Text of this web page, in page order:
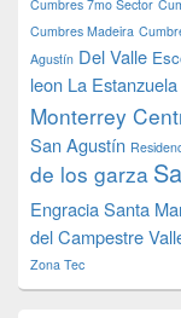
Cumbres 7mo Sector
Cumbres Madeira
Agustín Del Valle
leon La Estanzuela
Monterrey
San Agustín
de los garza
EngraciaSanta
del Campestre
Zona Tec